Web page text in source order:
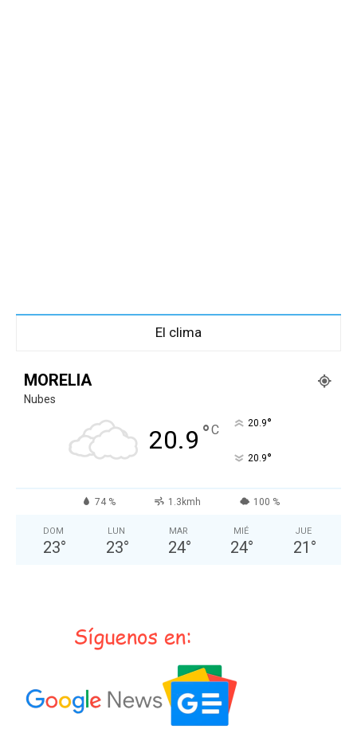
El clima
MORELIA
Nubes
20.9 °C 20.9°
20.9°
74 % 1.3kmh 100 %
DOM
23°
LUN
23°
MAR
24°
MIÉ
24°
JUE
21 °